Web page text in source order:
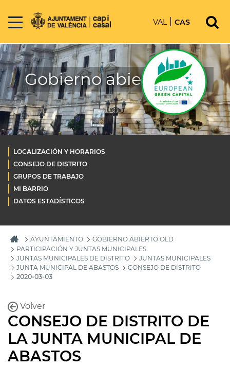
VAL CAS
Gobierno abierto OLD
LOCALIZACIÓN Y HORARIOS
CONSEJO DE DISTRITO
GRUPOS DE TRABAJO
MI BARRIO
DATOS ESTADÍSTICOS
AYUNTAMIENTO
GOBIERNO ABIERTO OLD
PARTICIPACIÓN Y JUNTAS MUNICIPALES
JUNTAS MUNICIPALES DE DISTRITO
JUNTAS MUNICIPALES
JUNTA MUNICIPAL DE ABASTOS
CONSEJO DE DISTRITO
2020-03-03
Volver
CONSEJO DE DISTRITO DE
LA JUNTA MUNICIPAL DE
ABASTOS